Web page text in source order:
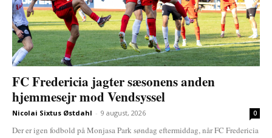
FC Fredericia jagter sæsonens anden
hjemmesejr mod Vendsyssel
Nicolai Sixtus Østdahl - 9 august, 2026 0
Der er igen fodbold på Monjasa Park søndag eftermiddag, når FC Fredericia